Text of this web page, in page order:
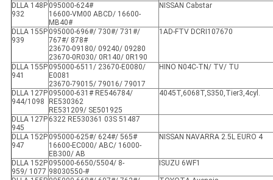
DLLA 148P
932
095000-624#
16600-VM00 ABCD/ 16600-
MB40#
NISSAN Cabstar
DLLA 155P
939
095000-696#/ 730#/ 731#/
767#/ 878#
23670-09180/ 09240/ 09280
23670-0R030/ 0R140/ 0R190
1AD-FTV DCRI107670
DLLA 155P
941
095000-6511/ 23670-E0080/
E0081
23670-79015/ 79016/ 79017
HINO N04C-TN/ TV/ TU
DLLA 127P
944/1098
095000-631# RE546784/
RE530362
RE531209/ SE501925
4045T,6068T,S350,Tier3 4cyl.
DLLA 127P
945
6322 RE530361 03S 51487
DLLA 152P
947
095000-625#/ 624#/ 565#
16600-EC000/ ABC/ 16000-
EB300/ AB
NISSAN NAVARRA 2.5L EURO 4
DLLA 152P
959/ 1077
095000-6650/5504/ 8-
98030550-#
ISUZU 6WF1